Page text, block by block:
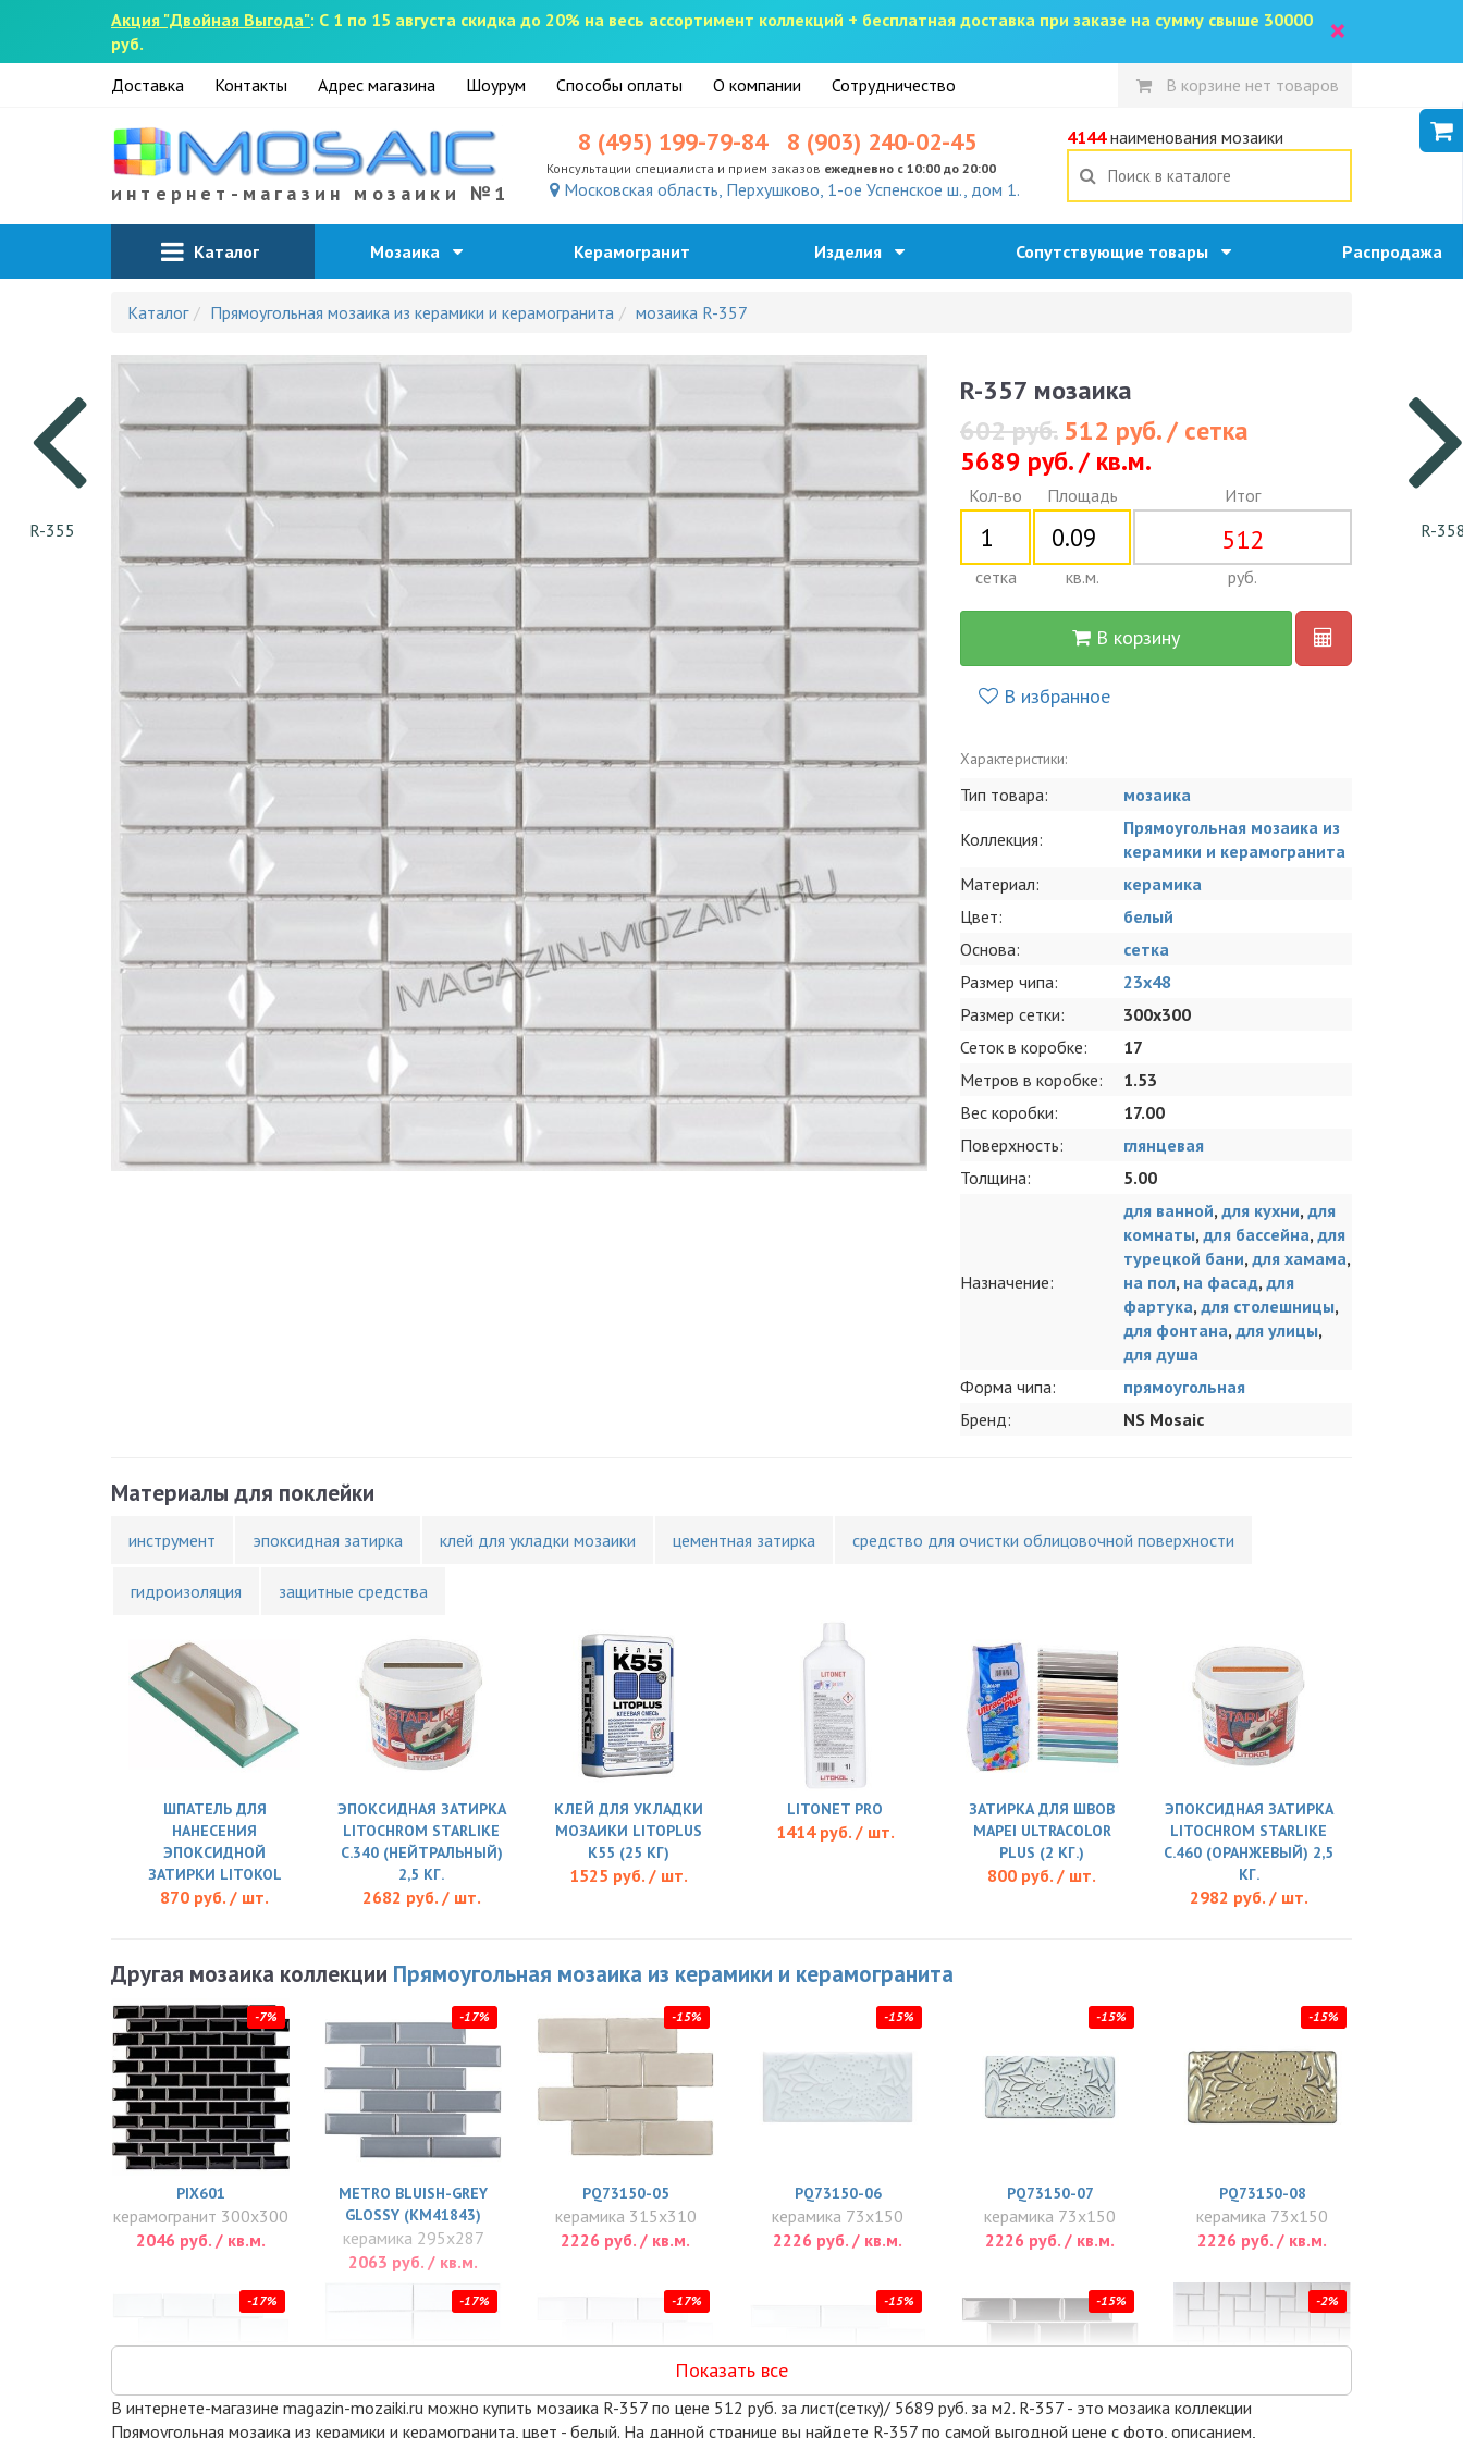
Акция "Двойная Выгода": С 1 по 15 августа скидка до 20% на весь ассортимент коллекций + бесплатная доставка при заказе на сумму свыше 30000
руб.
×
Доставка Контакты Адрес магазина Шоурум Способы оплаты О компании Сотрудничество В корзине нет товаров
интернет-магазин мозаики №1
8 (495) 199-79-84 8 (903) 240-02-45
Консультации специалиста и прием заказов ежедневно с 10:00 до 20:00
Московская область, Перхушково, 1-ое Успенское ш., дом 1.
4144наименования мозаики
Каталог Мозаика Керамогранит Изделия Сопутствующие товары Распродажа
Каталог Прямоугольная мозаика из керамики и керамогранита мозаика R-357
R-
R-355
R-357 мозаика
602 руб.512 руб. / сетка
5689 руб. / кв.м.
Кол-во
сетка
Площадь
кв.м.
Итог
512
руб.
В корзину
В избранное
Характеристики:
Тип товара: мозаика
Коллекция:
Прямоугольная мозаика из
керамики и керамогранита
Материал:
керамика
Цвет:
белый
Основа:
сетка
Размер чипа:
23х48
Размер сетки:
300x300
Сеток в коробке:
17
Метров в коробке:
1.53
Вес коробки:
17.00
Поверхность:
глянцевая
Толщина:
5.00
Назначение:
для ванной, для кухни, для
комнаты, для бассейна, для
турецкой бани, для хамама,
на пол, на фасад, для
фартука, для столешницы,
для фонтана, для улицы,
для душа
Форма чипа:
прямоугольная
Бренд:
NS Mosaic
Материалы для поклейки
инструмент эпоксидная затирка клей для укладки мозаики цементная затирка средство для очистки облицовочной поверхности
гидроизоляция защитные средства
ШПАТЕЛЬ ДЛЯ
НАНЕСЕНИЯ
ЭПОКСИДНОЙ
ЗАТИРКИ LITOKOL
870 руб. / шт.
ЭПОКСИДНАЯ ЗАТИРКА
LITOCHROM STARLIKE
C.340 (НЕЙТРАЛЬНЫЙ)
2,5 КГ.
2682 руб. / шт.
КЛЕЙ ДЛЯ УКЛАДКИ
МОЗАИКИ LITOPLUS
K55 (25 КГ)
1525 руб. / шт.
LITONET PRO
1414 руб. / шт.
ЗАТИРКА ДЛЯ ШВОВ
MAPEI ULTRACOLOR
PLUS (2 КГ.)
800 руб. / шт.
ЭПОКСИДНАЯ ЗАТИРКА
LITOCHROM STARLIKE
C.460 (ОРАНЖЕВЫЙ) 2,5
КГ.
2982 руб. / шт.
Другая мозаика коллекции Прямоугольная мозаика из керамики и керамогранита
-7%
PIX601
керамогранит 300x300
2046 руб. / кв.м.
-17%
METRO BLUISH-GREY
GLOSSY (KM41843)
керамика 295x287
2063 руб. / кв.м.
-15%
PQ73150-05
керамика 315x310
2226 руб. / кв.м.
-15%
PQ73150-06
керамика 73x150
2226 руб. / кв.м.
-15%
PQ73150-07
керамика 73x150
2226 руб. / кв.м.
-15%
PQ73150-08
керамика 73x150
2226 руб. / кв.м.
-17% -17% -17% -15% -15% -2%
Показать все
В интернете-магазине magazin-mozaiki.ru можно купить мозаика R-357 по цене 512 руб. за лист(сетку)/ 5689 руб. за м2. R-357 - это мозаика коллекции
Прямоугольная мозаика из керамики и керамогранита, цвет - белый. На данной странице вы найдете R-357 по самой выгодной цене с фото, описанием,